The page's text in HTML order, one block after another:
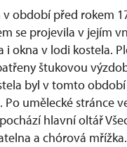
období před rokem
se projevila v jejím
okna v lodi kostela.
štukovou
byl v tomto
umělecké stránce
hlavní oltář
a chórová